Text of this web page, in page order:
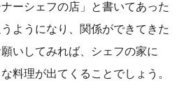
ーシェフの店」と書いてあった
ようになり、関係ができてきた
いしてみれば、シェフの家に
料理が出てくることでしょう。